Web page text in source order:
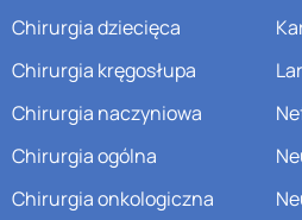
Chirurgia dziecięca
Chirurgia kręgosłupa
Chirurgia naczyniowa
Chirurgia ogólna
Chirurgia onkologiczna